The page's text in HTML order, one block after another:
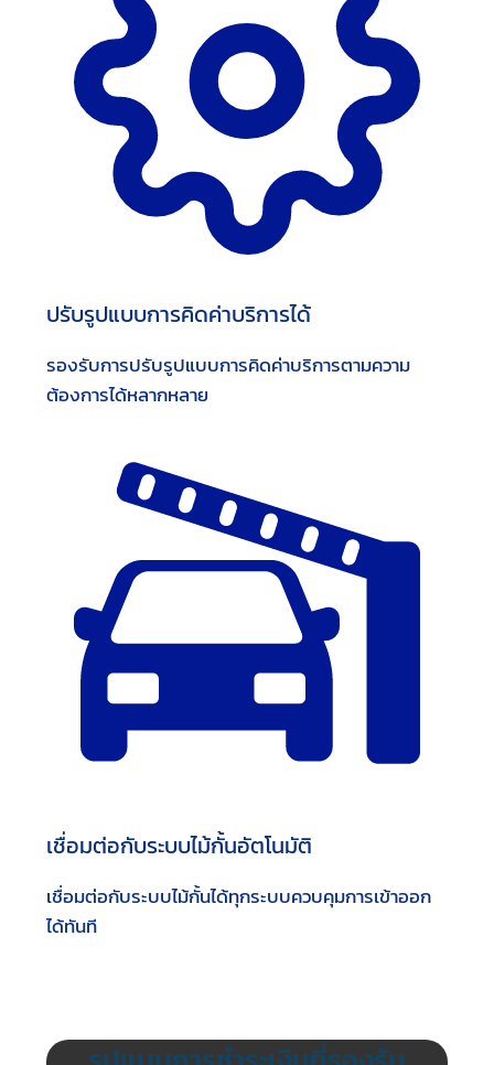
ปรับรูปแบบการคิดค่าบริการได้
รองรับการปรับรูปแบบการคิดค่าบริการตามความ
ต้องการได้หลากหลาย
เชื่อมต่อกับระบบไม้กั้นอัตโนมัติ
เชื่อมต่อกับระบบไม้กั้นได้ทุกระบบควบคุมการเข้าออก
ได้ทันที